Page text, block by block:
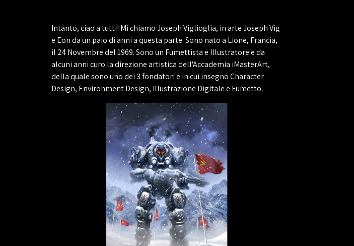
Intanto, ciao a tutti! Mi chiamo Joseph Viglioglia, in arte Joseph Vig
e Eon da un paio di anni a questa parte. Sono nato a Lione, Francia,
il 24 Novembre del 1969. Sono un Fumettista e Illustratore e da
alcuni anni curo la direzione artistica dell'Accademia iMasterArt,
della quale sono uno dei 3 fondatori e in cui insegno Character
Design, Environment Design, Illustrazione Digitale e Fumetto.